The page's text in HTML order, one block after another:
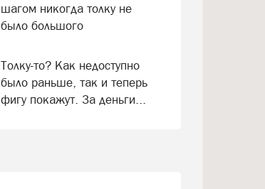
шагом никогда толку не
было большого
Толку-то? Как недоступно
было раньше, так и теперь
фигу покажут. За деньги...